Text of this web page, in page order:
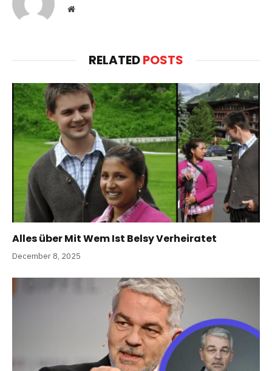
Website
RELATEDPOSTS
Alles über Mit Wem Ist Belsy Verheiratet
December 8, 2025